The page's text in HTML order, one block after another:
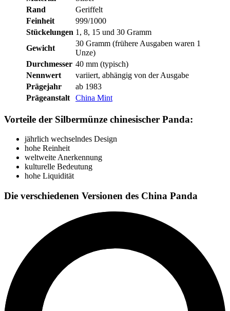
Rand
Geriffelt
Feinheit
999/1000
Stückelungen 1, 8, 15 und 30 Gramm
Gewicht
30 Gramm (frühere Ausgaben waren 1
Unze)
Durchmesser 40 mm (typisch)
Nennwert
variiert, abhängig von der Ausgabe
Prägejahr
ab 1983
Prägeanstalt
China Mint
Vorteile der Silbermünze chinesischer Panda:
jährlich wechselndes Design
hohe Reinheit
weltweite Anerkennung
kulturelle Bedeutung
hohe Liquidität
Die verschiedenen Versionen des China Panda